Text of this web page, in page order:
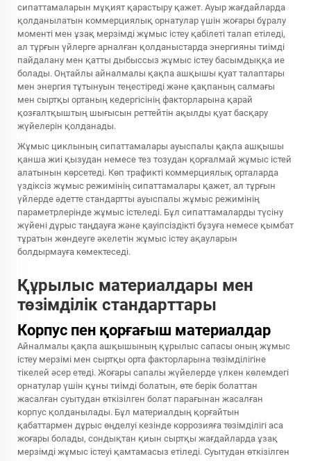
сипаттамаларын мұқият қарастыру қажет. Ауыр жағдайларда
қолданылатын коммерциялық орнатулар үшін жоғары бұралу
моменті мен ұзақ мерзімді жұмыс істеу қабілеті талап етіледі,
ал тұрғын үйлерге арналған қолданыстарда энергияны тиімді
пайдалану мен қатты дыбыссыз жұмыс істеу басымдыққа ие
болады. Оңтайлы айналмалы қақпа ашқышы қуат талаптары
мен энергия тұтынуын теңестіреді және қақпаның салмағы
мен сыртқы ортаның кедергісінің факторларына қарай
қозғалтқыштың шығысын реттейтін ақылды қуат басқару
жүйелерін қолданады.
Жұмыс циклының сипаттамалары ауыспалы қақпа ашқышы
қанша жиі қызудан немесе тез тозудан қорғалмай жұмыс істей
алатынын көрсетеді. Көп трафикті коммерциялық орталарда
үздіксіз жұмыс режимінің сипаттамалары қажет, ал тұрғын
үйлерде әдетте стандартты ауыспалы жұмыс режимінің
параметрлерінде жұмыс істеледі. Бұл сипаттамаларды түсіну
жүйені дұрыс таңдауға және қауіпсіздікті бұзуға немесе қымбат
тұратын жөндеуге әкелетін жұмыс істеу ақауларын
болдырмауға көмектеседі.
Құрылыс материалдары мен
төзімділік стандарттары
Корпус пен қорғағыш материалдар
Айналмалы қақпа ашқышының құрылыс сапасы оның жұмыс
істеу мерзімі мен сыртқы орта факторларына төзімділігіне
тікелей әсер етеді. Жоғары сапалы жүйелерде үлкен көлемдегі
орнатулар үшін құны тиімді болатын, өте берік болаттан
жасалған суытудан өткізілген болат парағынан жасалған
корпус қолданылады. Бұл материалдың қорғайтын
қабаттармен дұрыс өңделуі кезінде коррозияға төзімділігі аса
жоғары болады, сондықтан қиын сыртқы жағдайларда ұзақ
мерзімді жұмыс істеуі қамтамасыз етіледі. Суытудан өткізілген